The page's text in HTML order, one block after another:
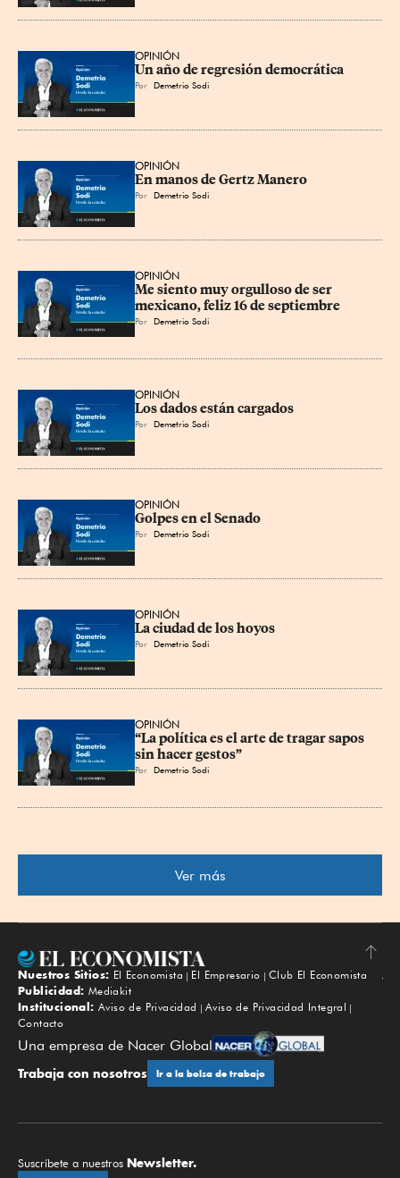
OPINIÓN
Un año de regresión democrática
Por Demetrio Sodi
OPINIÓN
En manos de Gertz Manero
Por Demetrio Sodi
OPINIÓN
Me siento muy orgulloso de ser
mexicano, feliz 16 de septiembre
Por Demetrio Sodi
OPINIÓN
Los dados están cargados
Por Demetrio Sodi
OPINIÓN
Golpes en el Senado
Por Demetrio Sodi
OPINIÓN
La ciudad de los hoyos
Por Demetrio Sodi
OPINIÓN
“La política es el arte de tragar sapos
sin hacer gestos”
Por Demetrio Sodi
Ver más
Subir
Nuestros Sitios: El Economista El Empresario
Club El Economista
Publicidad: Mediakit
Institucional: Aviso de Privacidad
Aviso de Privacidad Integral
Contacto
Una empresa de Nacer Global
Trabaja con nosotros Ir a la bolsa de trabajo
Suscríbete a nuestros Newsletter.